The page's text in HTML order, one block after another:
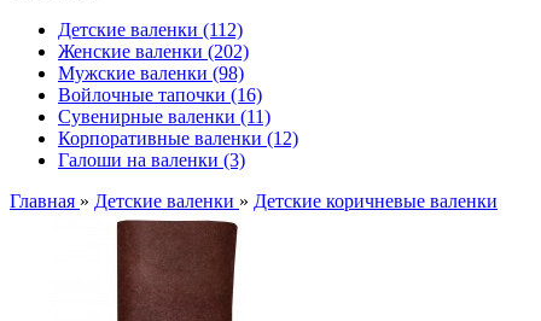
Детские валенки (112)
Женские валенки (202)
Мужские валенки (98)
Войлочные тапочки (16)
Сувенирные валенки (11)
Корпоративные валенки (12)
Галоши на валенки (3)
Главная » Детские валенки » Детские коричневые валенки